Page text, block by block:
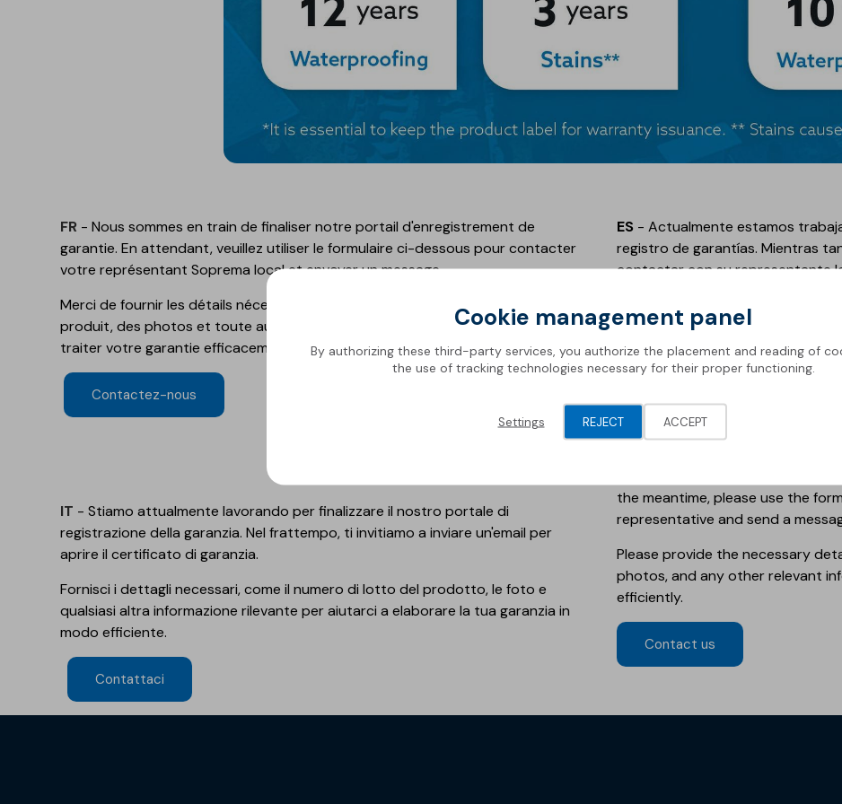
FR - Nous sommes en train de finaliser notre portail d'enregistrement de
garantie. En attendant, veuillez utiliser le formulaire ci-dessous pour contacter
votre représentant Soprema local et envoyer un message.
Merci de fournir les détails nécessaires, tels que le numéro de lot de votre
produit, des photos et toute autre information pertinente pour nous aider à
traiter votre garantie efficacement.
Contactez-nous
IT - Stiamo attualmente lavorando per finalizzare il nostro portale di
registrazione della garanzia. Nel frattempo, ti invitiamo a inviare un'email per
aprire il certificato di garanzia.
Fornisci i dettagli necessari, come il numero di lotto del prodotto, le foto e
qualsiasi altra informazione rilevante per aiutarci a elaborare la tua garanzia in
modo efficiente.
Contattaci
ES - Actualmente estamos
registro de garantías. Mientras
contactar con su representante
Proporcione los detalles
fotografías y cualquier otra
su garantía de manera eficiente.
- We are currently working
the meantime, please use the
representative and send a
Please provide the necessary
photos, and any other relevant
efficiently.
Contact us
Cookie management panel
By authorizing these third-party services, you authorize the placement and reading of
the use of tracking technologies necessary for their proper functioning.
REJECT
Settings ACCEPT